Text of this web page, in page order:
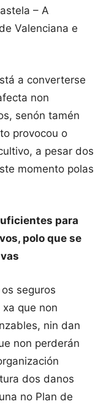
– A
Valenciana e
a converterse
non
senón tamén
provocou o
a pesar dos
momento polas
para
polo que se
seguros
que non
nin dan
non perderán
dos danos
no Plan de